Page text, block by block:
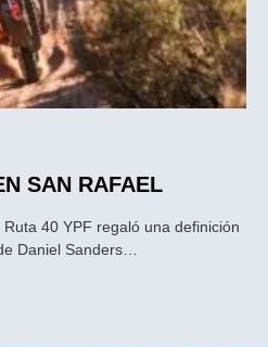
SAN RAFAEL
40 YPF regaló una definición
Daniel Sanders…